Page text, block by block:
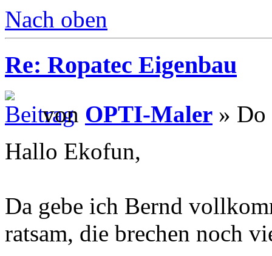
Nach oben
Re: Ropatec Eigenbau
von OPTI-Maler » Do
Hallo Ekofun,
Da gebe ich Bernd
ratsam, die brechen noch